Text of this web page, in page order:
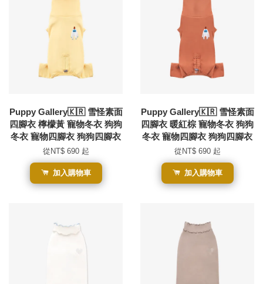
Puppy Gallery🇰🇷 雪怪素面
四腳衣 檸檬黃 寵物冬衣 狗狗
冬衣 寵物四腳衣 狗狗四腳衣
從 NT$ 690 起
加入購物車
Puppy Gallery🇰🇷 雪怪素面
四腳衣 暖紅棕 寵物冬衣 狗狗
冬衣 寵物四腳衣 狗狗四腳衣
從 NT$ 690 起
加入購物車